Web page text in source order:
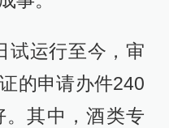
试运行至今，审
的申请办件240
其中，酒类专